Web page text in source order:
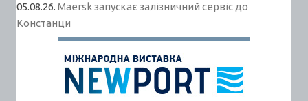
05.08.26. Maersk запускає залізничний сервіс до
Констанци